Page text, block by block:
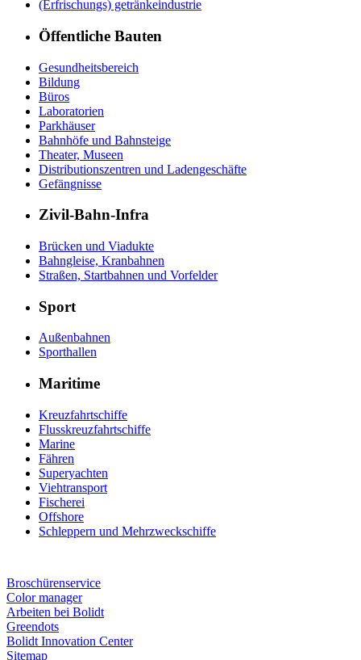
(Erfrischungs) getränkeindustrie
Öffentliche Bauten
Gesundheitsbereich
Bildung
Büros
Laboratorien
Parkhäuser
Bahnhöfe und Bahnsteige
Theater, Museen
Distributionszentren und Ladengeschäfte
Gefängnisse
Zivil-Bahn-Infra
Brücken und Viadukte
Bahngleise, Kranbahnen
Straßen, Startbahnen und Vorfelder
Sport
Außenbahnen
Sporthallen
Maritime
Kreuzfahrtschiffe
Flusskreuzfahrtschiffe
Marine
Fähren
Superyachten
Viehtransport
Fischerei
Offshore
Schleppern und Mehrzweckschiffe
Broschürenservice
Color manager
Arbeiten bei Bolidt
Greendots
Bolidt Innovation Center
Sitemap